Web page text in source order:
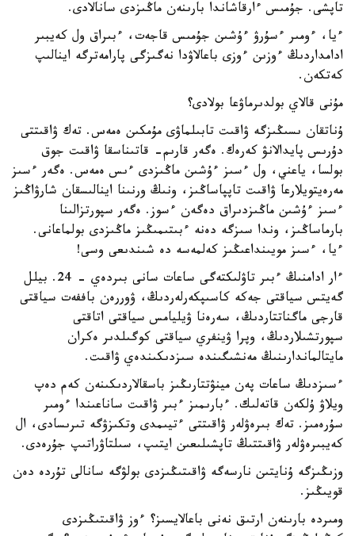
تاپشى. جۇمىس ءارقاشاندا بارىنەن ماڭىزدى سانالادى.
ءيا، ءومىر ءسۇرۋ ءۇشىن جۇمىس قاجەت، ءبىراق ول كەيبىر
ادامداردىڭ ءوزىن ءوزى باعالاۋدا نەگىزگى پارامەترگە اينالىپ
كەتكەن.
مۇنى قالاي بولدىرماۋعا بولادى؟
ۇناتقان ىسىڭىزگە ۋاقىت تابىلماۋى مۇمكىن ەمەس. تەك ۋاقىتتى
دۇرىس پايدالانۋ كەرەك. ەگەر قارىم- قاتىناسقا ۋاقىت جوق
بولسا، ياعني، ول ءسىز ءۇشىن ماڭىزدى ءىس ەمەس. ەگەر ءسىز
مەرەيتويلارعا ۋاقىت تاپپاساڭىز، ونىڭ ورنىنا اينالىسقان شارۋاڭىز
ءسىز ءۇشىن ماڭىزدىراق دەگەن ءسوز. ەگەر سپورتزالىنا
بارماساڭىز، وندا سىزگە دەنە ءبىتىمىڭىز ماڭىزدى بولماعانى.
ءيا، ءسىز مويىنداعىڭىز كەلمەسە دە شىندىعى وسى!
ءار ادامنىڭ ءبىر تاۋلىكتەگى ساعات سانى بىردەي - 24. بيلل
گەيتس سياقتى جەكە كاسىپكەرلەردىڭ، ۋوررەن باففەت سياقتى
قارجى ماگناتتاردىڭ، سەرەنا ۋيليامس سياقتى اتاقتى
سپورتشىلاردىڭ، وپرا ۋينفري سياقتى كوگىلدىر ەكران
مايتالماندارىنىڭ مەنشىگىندە سىزدىكىندەي ۋاقىت.
ءسىزدىڭ ساعات پەن مينۋتتارىڭىز باسقالاردىكىنەن كەم دەپ
ويلاۋ ۇلكەن قاتەلىك. ءبارىمىز ءبىر ۋاقىت ساناعىندا ءومىر
سۇرەمىز. تەك بىرەۋلەر ۋاقىتتى ءتيىمدى وتكىزۋگە تىرىسادى، ال
كەيبىرەۋلەر ۋاقىتتىڭ تاپشىلىعىن ايتىپ، سىلتاۋراتىپ جۇرەدى.
وزىڭىزگە ۇنايتىن نارسەگە ۋاقىتىڭىزدى بولۋگە سانالى تۇردە دەن
قويىڭىز.
ومىردە بارىنەن ارتىق نەنى باعالايسىز؟ ءوز ۋاقىتىڭىزدى